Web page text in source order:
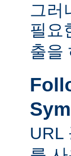
그러
필요
출을
URL